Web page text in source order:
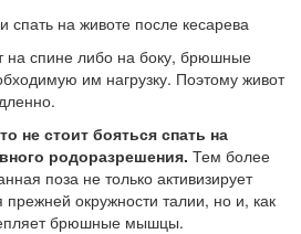
спине либо на боку, брюшные
им нагрузку. Поэтому живот
не стоит бояться спать на
родоразрешения. Тем более
поза не только активизирует
прежней окружности талии, но и, как
брюшные мышцы.